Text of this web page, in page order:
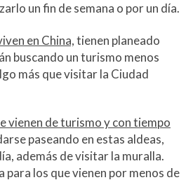
un fin de semana o por un día.
en China,tienen planeado
buscando un turismo menos
más que visitar la Ciudad
vienen de turismo y con tiempo
paseando en estas aldeas,
además de visitar la muralla.
para los que vienen por menos de